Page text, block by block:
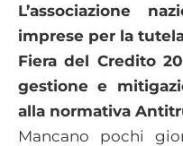
L’associazione
imprese per la
Fiera del Credito
gestione e
alla normativa
Mancano pochi